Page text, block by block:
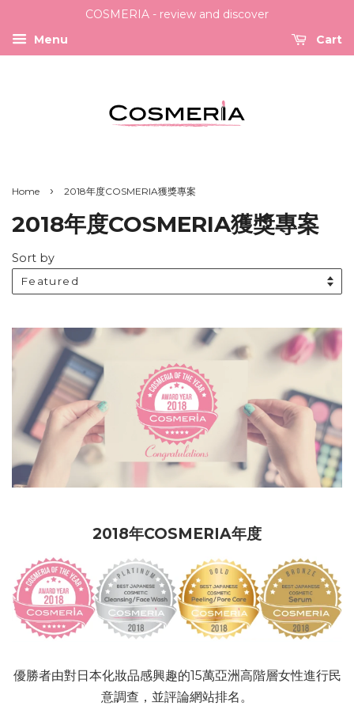
COSMERIA - review and discover
Menu
Cart
Home › 2018年度COSMERIA獲獎專案
2018年度COSMERIA獲獎專案
Sort by
2018年COSMERIA年度
優勝者由對日本化妝品感興趣的15萬亞洲高階層女性進行民
意調查，並評論網站排名。